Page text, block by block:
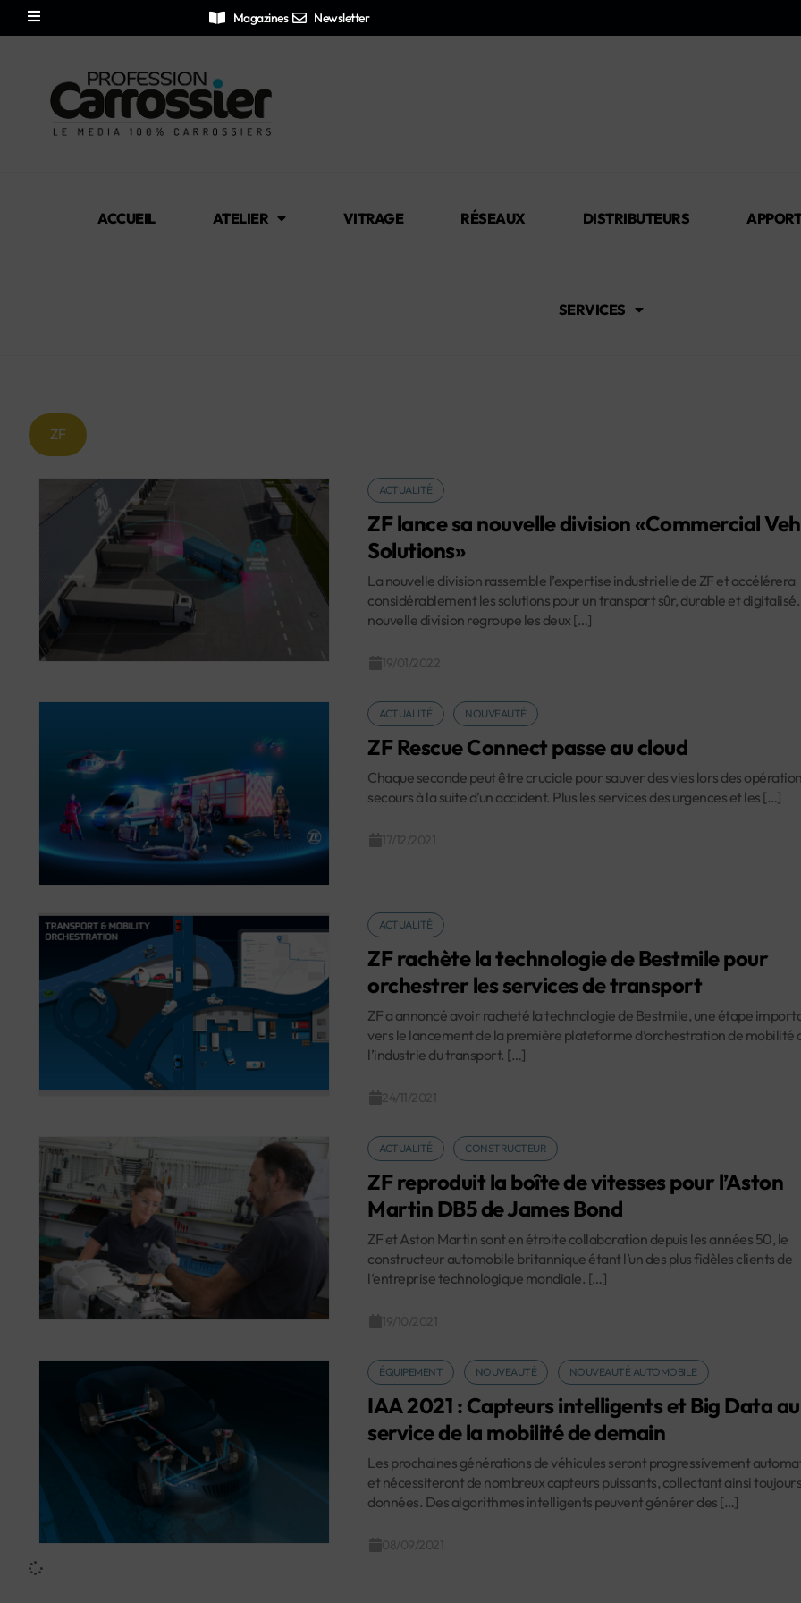
Magazines Newsletter
ACCUEIL ATELIER VITRAGE RÉSEAUX DISTRIBUTEURS
SERVICES
ZF
ACTUALITÉ
ZF lance sa nouvelle division «Commercial
Solutions»
La nouvelle division rassemble l’expertise industrielle de ZF et accélérera
considérablement les solutions pour un transport sûr, durable et
nouvelle division regroupe les deux […]
ACTUALITÉ NOUVEAUTÉ
ZF Rescue Connect passe au cloud
Chaque seconde peut être cruciale pour sauver des vies lors des
secours à la suite d’un accident. Plus les services des urgences et les […]
ACTUALITÉ
ZF rachète la technologie de Bestmile pour
orchestrer les services de transport
ZF a annoncé avoir racheté la technologie de Bestmile, une étape
vers le lancement de la première plateforme d’orchestration de mobilité
l’industrie du transport. […]
ACTUALITÉ CONSTRUCTEUR
ZF reproduit la boîte de vitesses pour l’Aston
Martin DB5 de James Bond
ZF et Aston Martin sont en étroite collaboration depuis les années 50, le
constructeur automobile britannique étant l’un des plus fidèles clients de
l‘entreprise technologique mondiale. […]
ÉQUIPEMENT NOUVEAUTÉ NOUVEAUTÉ AUTOMOBILE
IAA 2021 : Capteurs intelligents et Big Data au
service de la mobilité de demain
Les prochaines générations de véhicules seront progressivement
et nécessiteront de nombreux capteurs puissants, collectant ainsi
données. Des algorithmes intelligents peuvent générer des […]